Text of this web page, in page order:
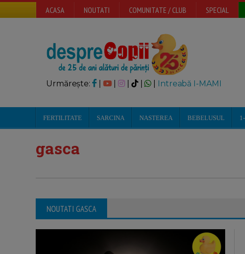
ACASA NOUTATI COMUNITATE / CLUB SPECIAL
Urmărește: | | Intreabă I-MAMI
FERTILITATE SARCINA NASTEREA BEBELUSUL
gasca
NOUTATI GASCA